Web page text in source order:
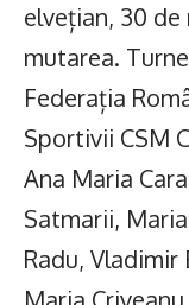
elvețian, 30
mutarea.
Federația
Sportivii CSM
Ana Maria
Satmarii,
Radu, Vladimir